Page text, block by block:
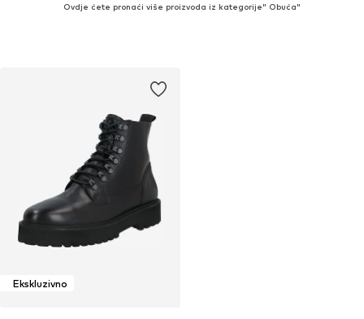
Ovdje ćete pronaći više proizvoda iz kategorije" Obuća"
Ekskluzivno